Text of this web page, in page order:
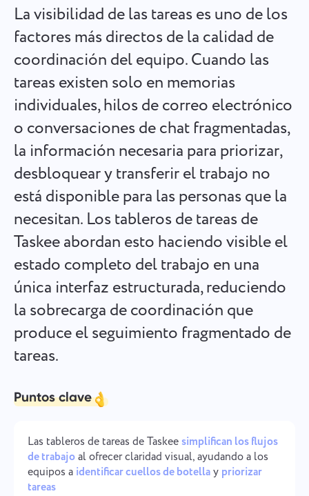
Deutsch
English
Español
Français
עברית
हिन्दी
Italiano
中文 (中国)
Kiswahili
Português
ไทย
Türkçe
La visibilidad de las tareas es uno de los
factores más directos de la calidad de
coordinación del equipo. Cuando las
tareas existen solo en memorias
individuales, hilos de correo electrónico
o conversaciones de chat fragmentadas,
la información necesaria para priorizar,
desbloquear y transferir el trabajo no
está disponible para las personas que la
necesitan. Los tableros de tareas de
Taskee abordan esto haciendo visible el
estado completo del trabajo en una
única interfaz estructurada, reduciendo
la sobrecarga de coordinación que
produce el seguimiento fragmentado de
tareas.
Puntos clave
Las tableros de tareas de Taskee simplifican los flujos
de trabajoal ofrecer claridad visual, ayudando a los
equipos a identificar cuellos de botellay priorizar
tareas
Rastrear el tiempo de las tareas, supervisar a los compañeros
y agregar tiempo manualmente.
Cree una tarea, trabaje con compañeros y ciérrela cuando
esté completa
Informes
Distribuya recursos usando informes sobre el tiempo
dedicado a cada proyecto
Tablero Kanban
Gestione las tareas en el tablero Kanban, filtre tareas y
amplíe su tablero.
Gestión de proyectos
Administre la información del proyecto (estados/etiquetas)
y la actividad del equipo en un solo lugar.
Gestión de la empresa
optimizar el trabajo en equipo.